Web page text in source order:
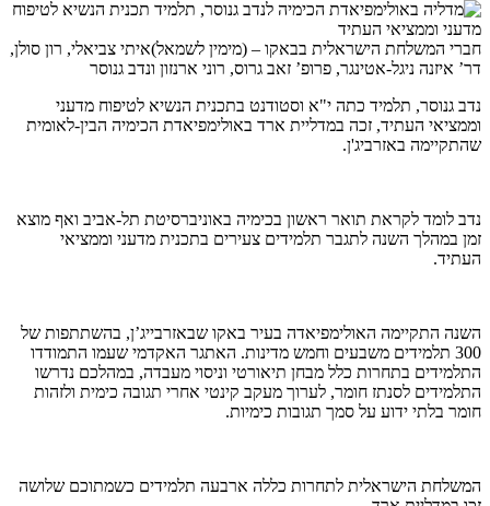
חברי המשלחת הישראלית בבאקו – (מימין לשמאל)איתי צביאלי, רון סולן,
דר’ איזנה ניגל-אטינגר, פרופ’ זאב גרוס, רוני ארנזון ונדב גנוסר
נדב גנוסר, תלמיד כתה י"א וסטודנט בתכנית הנשיא לטיפוח מדעני
וממציאי העתיד, זכה במדליית ארד באולימפיאדת הכימיה הבין-לאומית
שהתקיימה באזרביג'ן.
נדב לומד לקראת תואר ראשון בכימיה באוניברסיטת תל-אביב ואף מוצא
זמן במהלך השנה לתגבר תלמידים צעירים בתכנית מדעני וממציאי
העתיד.
השנה התקיימה האולימפיאדה בעיר באקו שבאזרבייג’ן, בהשתתפות של
300 תלמידים משבעים וחמש מדינות. האתגר האקדמי שעמו התמודדו
התלמידים בתחרות כלל מבחן תיאורטי וניסוי מעבדה, במהלכם נדרשו
התלמידים לסנתז חומר, לערוך מעקב קינטי אחרי תגובה כימית ולזהות
חומר בלתי ידוע על סמך תגובות כימיות.
המשלחת הישראלית לתחרות כללה ארבעה תלמידים כשמתוכם שלושה